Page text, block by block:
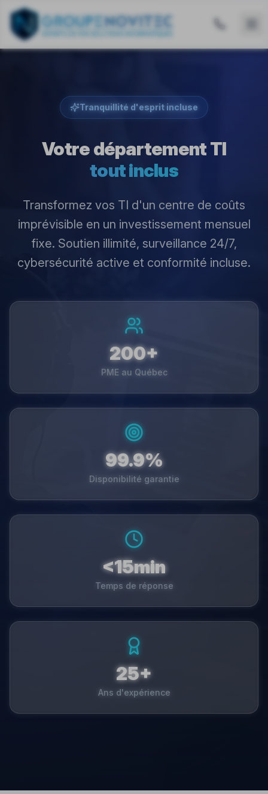
Tranquillité d'esprit incluse
Votre département TI
tout inclus
Transformez vos TI d'un centre de coûts
imprévisible en un investissement mensuel
fixe. Soutien illimité, surveillance 24/7,
cybersécurité active et conformité incluse.
200+
PME au Québec
99.9%
Disponibilité garantie
<15min
Temps de réponse
25+
Ans d'expérience